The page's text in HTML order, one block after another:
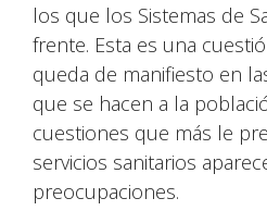
los que los Sistemas de
frente. Esta es una
queda de manifiesto en
que se hacen a la
cuestiones que más le
servicios sanitarios
preocupaciones.